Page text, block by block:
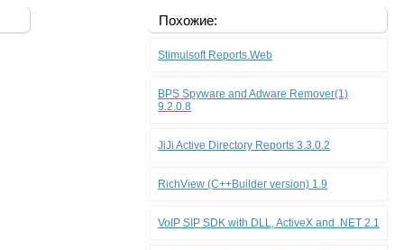
Похожие:
Stimulsoft Reports.Web
BPS Spyware and Adware Remover(1)
9.2.0.8
JiJi Active Directory Reports 3.3.0.2
RichView (C++Builder version) 1.9
VoIP SIP SDK with DLL, ActiveX and .NET 2.1